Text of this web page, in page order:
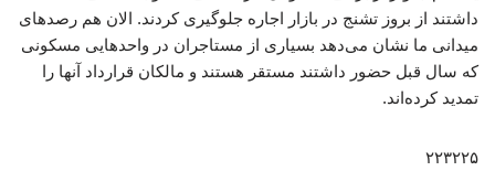
داشتند از بروز تشنج در بازار اجاره جلوگیری کردند. الان هم رصدهای
میدانی ما نشان می‌دهد بسیاری از مستاجران در واحدهایی مسکونی
که سال قبل حضور داشتند مستقر هستند و مالکان قرارداد آنها را
تمدید کرده‌اند.
۲۲۳۲۲۵